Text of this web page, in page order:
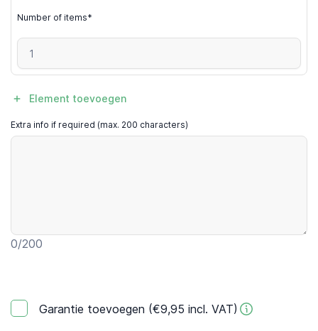
Number of items*
Element toevoegen
Extra info if required (max. 200 characters)
0/200
Garantie toevoegen (€9,95 incl. VAT)